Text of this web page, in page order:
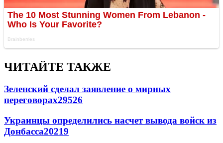
ЧИТАЙТЕ ТАКЖЕ
Зеленский сделал заявление о мирных
переговорах29526
Украинцы определились насчет вывода войск из
Донбасса20219